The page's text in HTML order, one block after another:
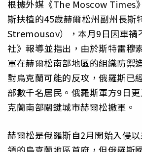
根據外媒《The Moscow Times
斯扶植的45歲赫爾松州副州長斯
Stremousov），本月9日因車禍
社》報導並指出，由於斯特雷穆
軍在赫爾松南部地區的組織防禦
對烏克蘭可能的反攻，俄羅斯已
部數千名居民。俄羅斯軍方9日
克蘭南部關鍵城市赫爾松撤軍。
赫爾松是俄羅斯自2月開始入侵
領的烏克蘭地區首府，但俄羅斯